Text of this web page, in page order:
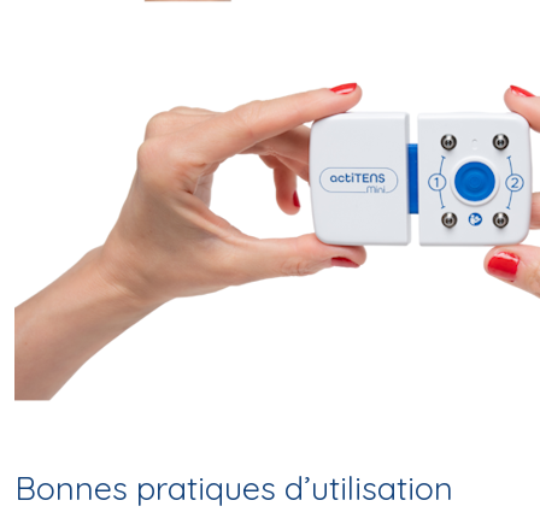
Bonnes pratiques d’utilisation